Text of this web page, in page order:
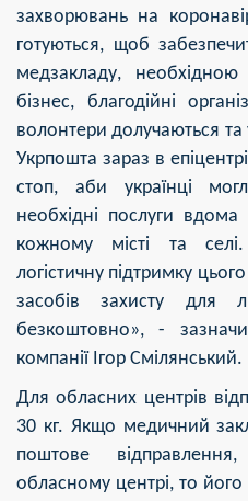
захворювань на
готуються, щоб
медзакладу,
бізнес, благодійні
волонтери долучаються
Укрпошта зараз в
стоп, аби українці
необхідні послуги
кожному місті та
логістичну підтримку
засобів захисту для
безкоштовно», -
компанії Ігор Смілянський.
Для обласних центрів
30 кг. Якщо медичний
поштове
обласному центрі, то